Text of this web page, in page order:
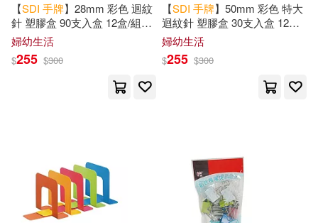
【SDI 手牌】28mm 彩色 迴紋
針 塑膠盒 90支入盒 12盒/組
0792G
婦幼生活
$255 $300
【SDI 手牌】50mm 彩色 特大
迴紋針 塑膠盒 30支入盒 12盒/
組 0795G
婦幼生活
$255 $300